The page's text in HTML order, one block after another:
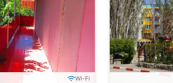
Wi-Fi